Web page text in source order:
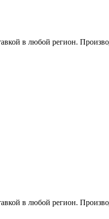
в любой регион.
в любой регион.